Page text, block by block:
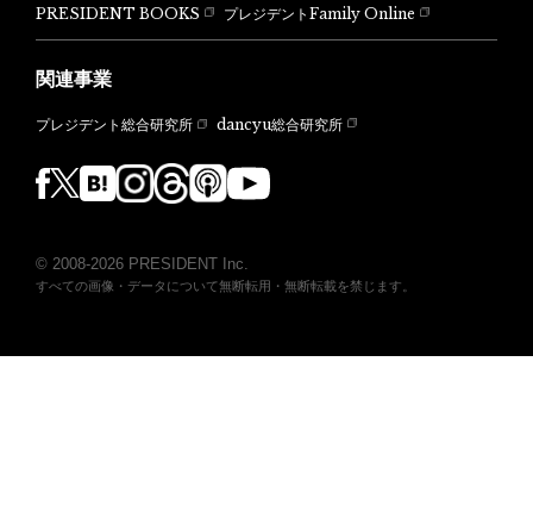
PRESIDENT BOOKS
プレジデントFamily Online
関連事業
プレジデント総合研究所 dancyu総合研究所
© 2008-2026 PRESIDENT Inc.
すべての画像・データについて無断転用・無断転載を禁じます。